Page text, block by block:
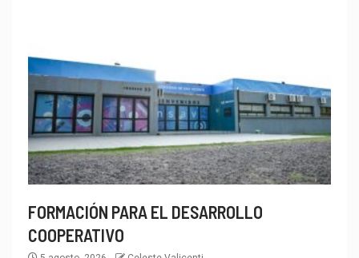
FORMACIÓN PARA EL DESARROLLO
COOPERATIVO